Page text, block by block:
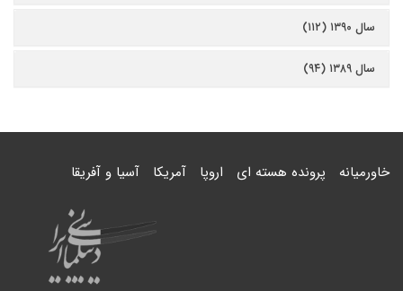
سال ۱۳۹۰ (۱۱۲)
سال ۱۳۸۹ (۹۴)
خاورمیانه پرونده هسته ای اروپا آمریکا آسیا و آفریقا